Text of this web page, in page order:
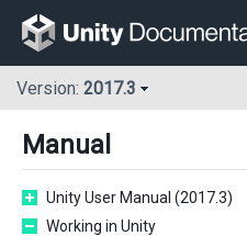
Version: 2017.3
Manual
Unity User Manual (2017.3)
Working in Unity